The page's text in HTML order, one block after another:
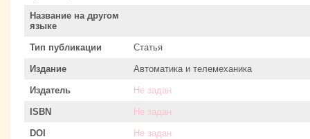
Название на другом
языке
Тип публикации Статья
Издание Автоматика и телемеханика
Издатель Не задан
ISBN Не задан
DOI Не задан